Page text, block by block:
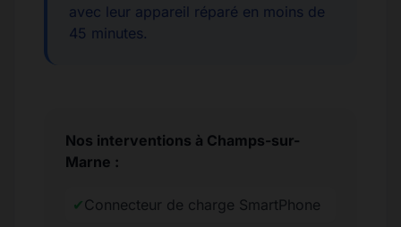
avec leur appareil réparé en moins de
45 minutes.
Nos interventions à Champs-sur-
Marne :
✔Connecteur de charge SmartPhone